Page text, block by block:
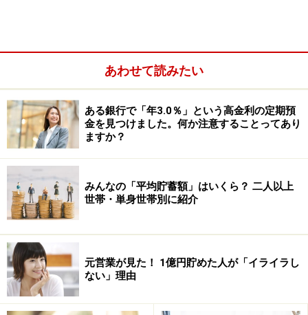
「賃金が高い都道府県」と「物価が安い都道府県」の両
方がそろいました。2つのランキング上位にランクイン
した都道府県は、奈良だけでした。少なくとも現時点で
は、奈良県に住むと、お金を貯めやすそうです。
コスパは住む場所によって全然違います。「コスパの良
い暮らしをしたい！」と願う方は、まずは、コスパの良
【参考文献】
（1）調査：厚生労働省, 2023, “令和4年賃金構造基本統
計調査 結果の概況”
あわせて読みたい
ある銀行で「年3.0％」という高金利の定期預
金を見つけました。何か注意することってあり
ますか？
みんなの「平均貯蓄額」はいくら？ 二人以上
世帯・単身世帯別に紹介
元営業が見た！ 1億円貯めた人が「イライラし
ない」理由